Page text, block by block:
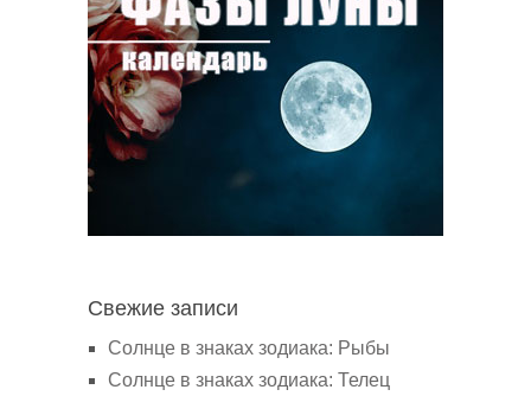
Свежие записи
Солнце в знаках зодиака: Рыбы
Солнце в знаках зодиака: Телец